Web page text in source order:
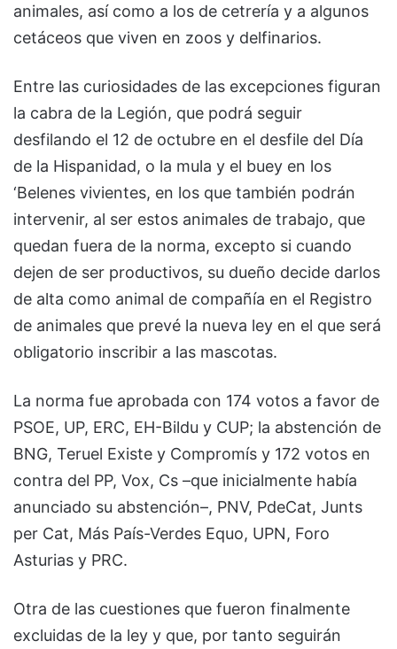
animales, así como a los de cetrería y a algunos
cetáceos que viven en zoos y delfinarios.
Entre las curiosidades de las excepciones figuran
la cabra de la Legión, que podrá seguir
desfilando el 12 de octubre en el desfile del Día
de la Hispanidad, o la mula y el buey en los
‘Belenes vivientes, en los que también podrán
intervenir, al ser estos animales de trabajo, que
quedan fuera de la norma, excepto si cuando
dejen de ser productivos, su dueño decide darlos
de alta como animal de compañía en el Registro
de animales que prevé la nueva ley en el que será
obligatorio inscribir a las mascotas.
La norma fue aprobada con 174 votos a favor de
PSOE, UP, ERC, EH-Bildu y CUP; la abstención de
BNG, Teruel Existe y Compromís y 172 votos en
contra del PP, Vox, Cs –que inicialmente había
anunciado su abstención–, PNV, PdeCat, Junts
per Cat, Más País-Verdes Equo, UPN, Foro
Asturias y PRC.
Otra de las cuestiones que fueron finalmente
excluidas de la ley y que, por tanto seguirán